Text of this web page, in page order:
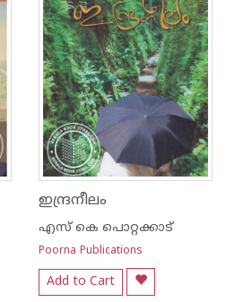
ഇന്ദ്രനീലം
എസ്‌ കെ പൊറ്റക്കാട്‌
Poorna Publications
Add to Cart